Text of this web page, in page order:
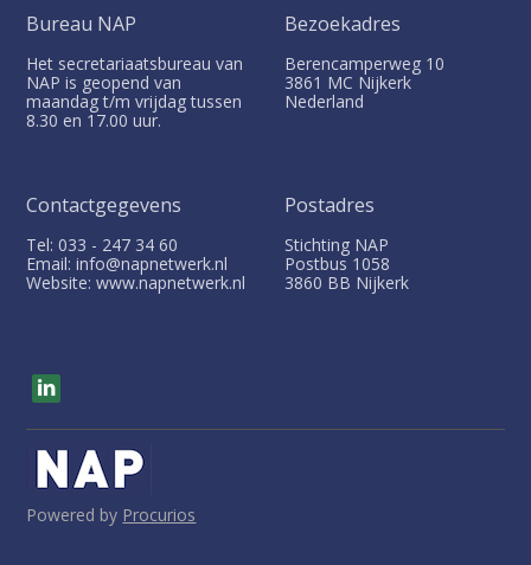
Bureau NAP
Het secretariaatsbureau van
NAP is geopend van
maandag t/m vrijdag tussen
8.30 en 17.00 uur.
Bezoekadres
Berencamperweg 10
3861 MC Nijkerk
Nederland
Contactgegevens
Tel: 033 - 247 34 60
Email: info@napnetwerk.nl
Website: www.napnetwerk.nl
Postadres
Stichting NAP
Postbus 1058
3860 BB Nijkerk
V
rPowered by Procurios